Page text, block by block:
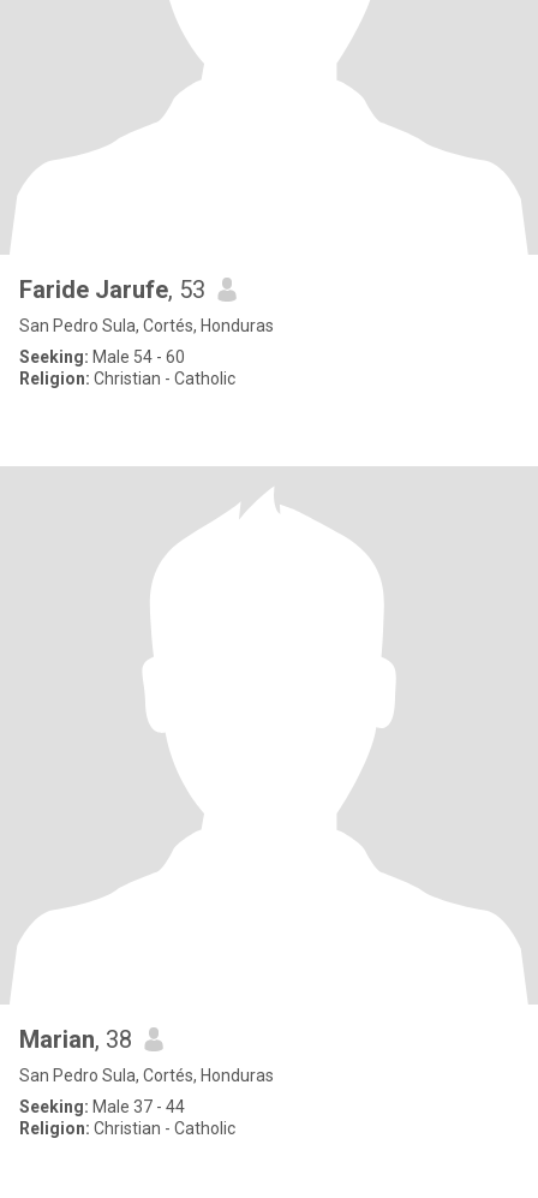
Faride Jarufe, 53
San Pedro Sula, Cortés, Honduras
Seeking: Male 54 - 60
Religion: Christian - Catholic
Marian, 38
San Pedro Sula, Cortés, Honduras
Seeking: Male 37 - 44
Religion: Christian - Catholic